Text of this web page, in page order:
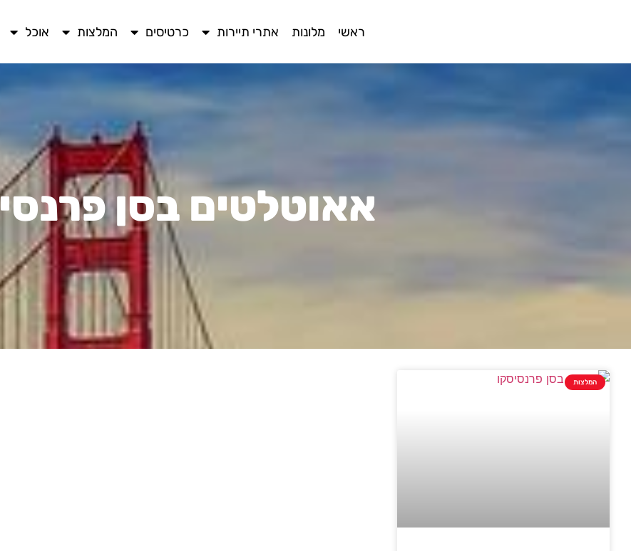
ראשי מלונות אתרי תיירות כרטיסים המלצות אוכל
אאוטלטים בסן
המלצות